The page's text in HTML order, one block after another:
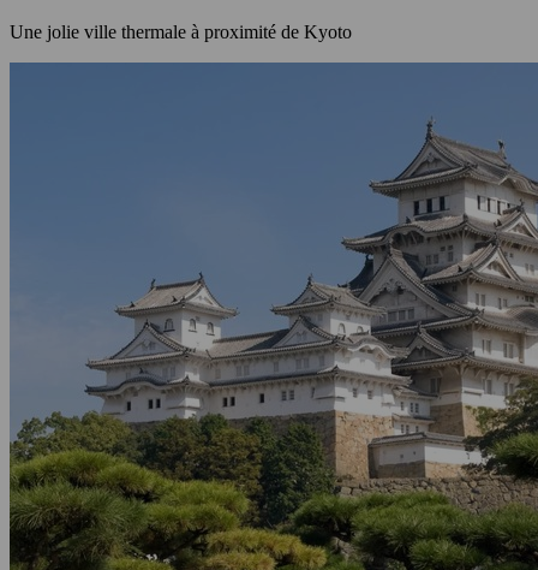
Une jolie ville thermale à proximité de Kyoto